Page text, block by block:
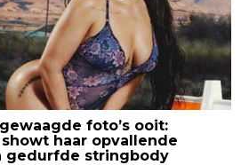
foto’s ooit:
haar opvallende
gedurfde stringbody